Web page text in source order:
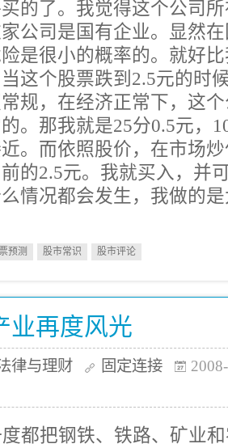
的了。我觉得这个公司
公司是国有企业。显然
是很小的概率的。就好
这个股票跌到2.5元的时
规，在经济正常下，这
。那我就是25分0.5元，
。而依照股价，在市场
的2.5元。我就买入，并
情况都会发生，我做的
预测 股市常识 股市评论
业再度风光
律与理财 固定连接
把钢铁、铁路、矿业和